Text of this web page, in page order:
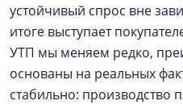
устойчивый спрос вне
итоге выступает
УТП мы меняем редко,
основаны на реальных
стабильно: производство